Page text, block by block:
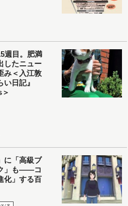
週目。肥満
したニュー
み＜入江敦
日記』
に「高級ブ
」も――コ
化」する百